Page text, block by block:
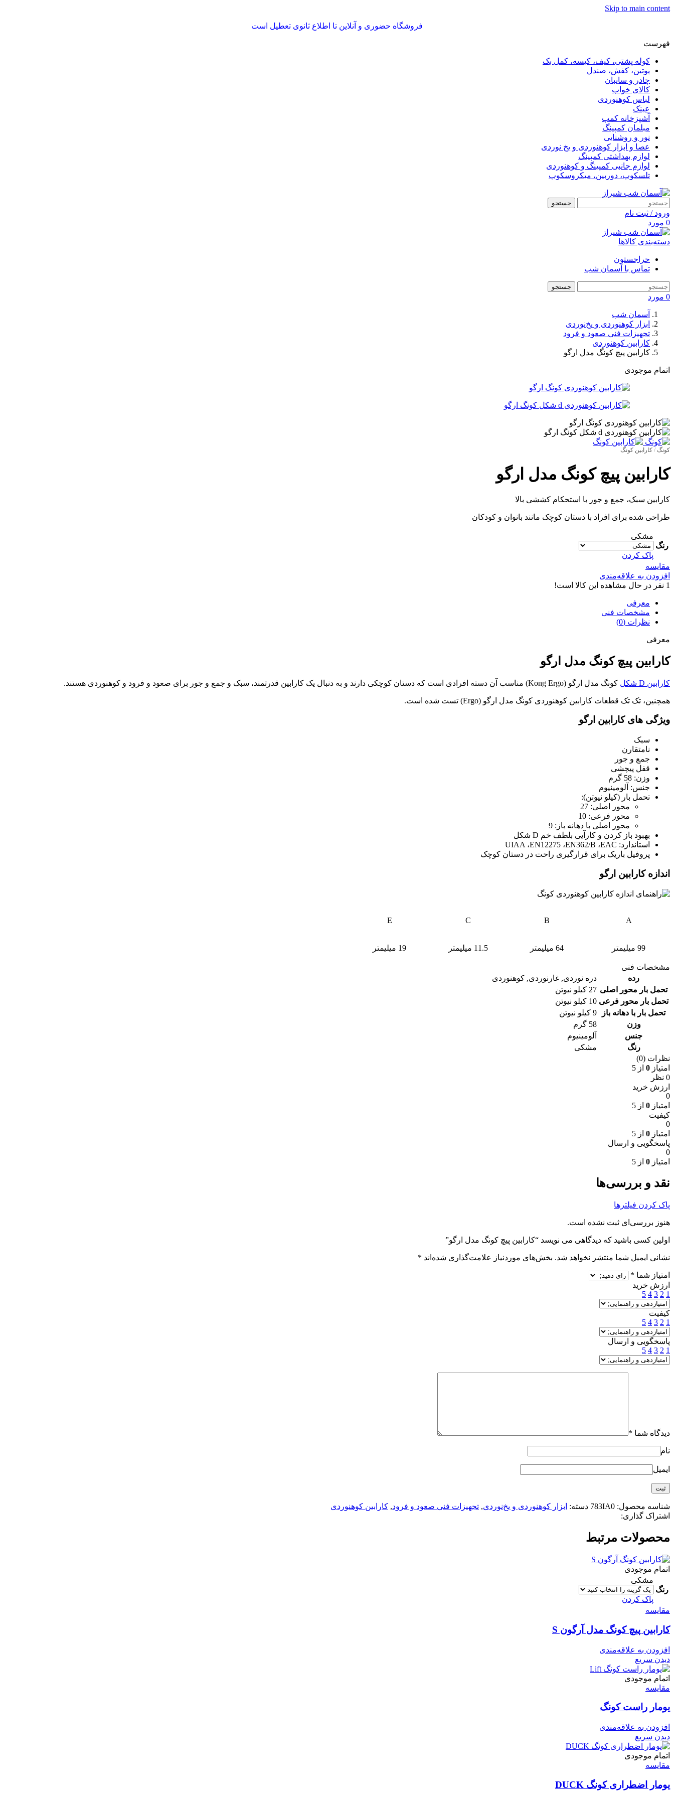
Skip to main content
فروشگاه حضوری و آنلاین تا اطلاع ثانوی تعطیل است
فهرست
کوله پشتی، کیف، کیسه، کمل بک
پوتین، کفش، صندل
چادر و سایبان
کالای خواب
لباس کوهنوردی
عینک
آشپزخانه کمپ
مبلمان کمپینگ
نور و روشنایی
عصا و ابزار کوهنوردی و یخ نوردی
لوازم بهداشتی کمپینگ
لوازم جانبی کمپینگ و کوهنوردی
تلسکوپ، دوربین، میکروسکوپ
جستجو
ورود / ثبت نام
0 مورد
دسته‌بندی کالاها
حراجستون
تماس با آسمان شب
جستجو
0 مورد
آسمان شب
ابزار کوهنوردی و یخ‌نوردی
تجهیزات فنی صعود و فرود
کارابین کوهنوردی
کارابین پیچ کونگ مدل ارگو
اتمام موجودی
کونگ / کارابین کونگ
کارابین پیچ کونگ مدل ارگو
کارابین سبک، جمع و جور با استحکام کششی بالا
طراحی شده برای افراد با دستان کوچک مانند بانوان و کودکان
رنگ
مشکی
پاک کردن
مقایسه
افزودن به علاقه‌مندی
1 نفر در حال مشاهده این کالا است!
معرفی
مشخصات فنی
نظرات (0)
معرفی
کارابین پیچ کونگ مدل ارگو
کارابین D شکل کونگ مدل ارگو (Kong Ergo) مناسب آن دسته افرادی است که دستان کوچکی دارند و به دنبال یک کارابین قدرتمند، سبک و جمع و جور برای صعود و فرود و کوهنوردی هستند.
همچنین، تک تک قطعات کارابین کوهنوردی کونگ مدل ارگو (Ergo) تست شده است.
ویژگی های کارابین ارگو
سبک
نامتقارن
جمع و جور
قفل پیچشی
وزن: 58 گرم
جنس: آلومینیوم
تحمل بار (کیلو نیوتن):
محور اصلی: 27
محور فرعی: 10
محور اصلی با دهانه باز: 9
بهبود باز کردن و کارآیی بلطف خم D شکل
استاندارد: UIAA ،EN12275 ،EN362/B ،EAC
پروفیل باریک برای قرارگیری راحت در دستان کوچک
اندازه کارابین ارگو
A
B
C
E
99 میلیمتر 64 میلیمتر 11.5 میلیمتر 19 میلیمتر
مشخصات فنی
رده
دره نوردی, غارنوردی, کوهنوردی
تحمل بار محور اصلی 27 کیلو نیوتن
تحمل بار محور فرعی 10 کیلو نیوتن
تحمل بار با دهانه باز
9 کیلو نیوتن
وزن
58 گرم
جنس
آلومینیوم
رنگ
مشکی
نظرات (0)
امتیاز 0 از 5
0 نظر
ارزش خرید
0
امتیاز 0 از 5
کیفیت
0
امتیاز 0 از 5
پاسخگویی و ارسال
0
امتیاز 0 از 5
نقد و بررسی‌ها
پاک کردن فیلترها
هنوز بررسی‌ای ثبت نشده است.
اولین کسی باشید که دیدگاهی می نویسد “کارابین پیچ کونگ مدل ارگو”
نشانی ایمیل شما منتشر نخواهد شد. بخش‌های موردنیاز علامت‌گذاری شده‌اند *
امتیاز شما *
ارزش خرید
1
2
3
4
5
کیفیت
1
2
3
4
5
پاسخگویی و ارسال
1
2
3
4
5
دیدگاه شما *
نام
ایمیل
شناسه محصول: 783IA0 دسته: ابزار کوهنوردی و یخ‌نوردی, تجهیزات فنی صعود و فرود, کارابین کوهنوردی
اشتراک گذاری:
محصولات مرتبط
اتمام موجودی
رنگ
مشکی
پاک کردن
مقایسه
کارابین پیچ کونگ مدل آرگون S
افزودن به علاقه‌مندی
دیدن سریع
اتمام موجودی
مقایسه
یومار راست کونگ
افزودن به علاقه‌مندی
دیدن سریع
اتمام موجودی
مقایسه
یومار اضطراری کونگ DUCK